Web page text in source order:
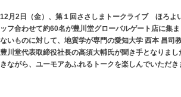
12月2日（金）、第１回ささしまトークライブ ほろよ
ッフ合わせて約60名が豊川堂グローバルゲート店に集
ないものに対して、地質学が専門の愛知大学 西本 昌司
豊川堂代表取締役社長の高須大輔氏が聞き手となりま
きながら、ユーモアあふれるトークを楽しんでいただき